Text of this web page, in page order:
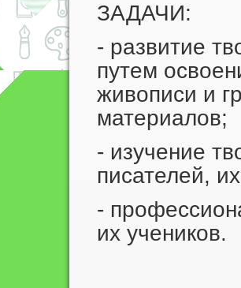
ЗАДАЧИ:
- развитие
путем
живописи и
материалов;
- изучение
писателей,
-
их учеников.